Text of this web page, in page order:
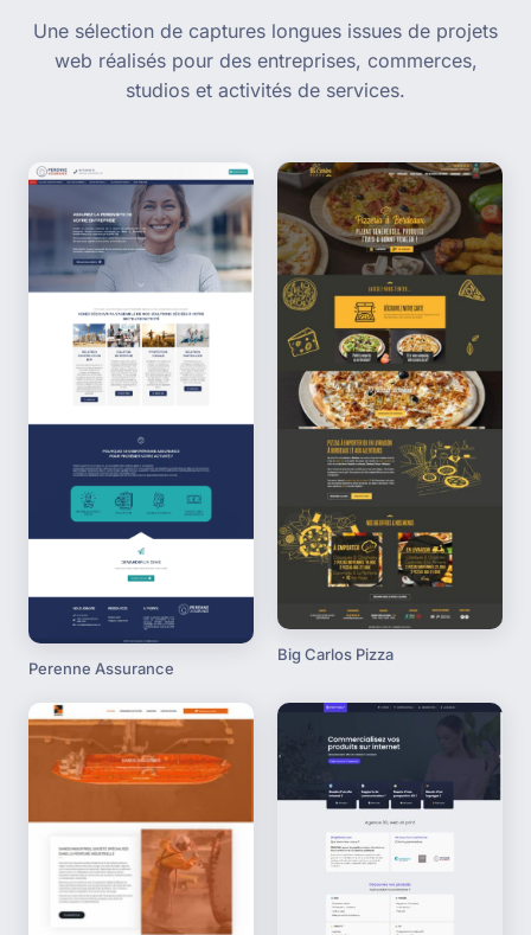
Une sélection de captures longues issues de projets
web réalisés pour des entreprises, commerces,
studios et activités de services.
Perenne Assurance
Big Carlos Pizza